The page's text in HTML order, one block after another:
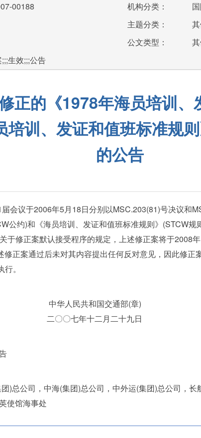
00188
生效;;;公告
机构分类：
主题分类：
公文类型：
正的《1978年海员培训、
培训、发证和值班标准规
的公告
议于2006年5月18日分别以MSC.203(81)号决议和
公约)和《海员培训、发证和值班标准规则》(STCW规
修正案默认接受程序的规定，上述修正案将于2008年
正案通过后未对其内容提出任何反对意见，因此修正
。
国交通部(章)
二月二十九日
)总公司，中海(集团)总公司，中外运(集团)总公司，长
使馆海事处